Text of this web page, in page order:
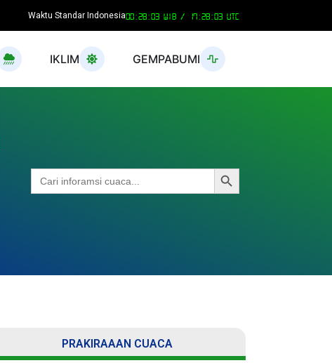
Waktu Standar Indonesia00:28:04 WIB / 17:28:04 UTC
IKLIM GEMPABUMI
Search
for:
Search Button
PRAKIRAAAN CUACA